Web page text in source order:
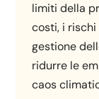
limiti della
costi, i
gestione
ridurre le
caos